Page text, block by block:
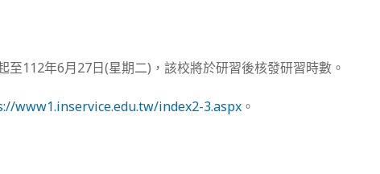
至112年6月27日(星期二)，該校將於研習後核發研習時數。
www1.inservice.edu.tw/index2-3.aspx 。